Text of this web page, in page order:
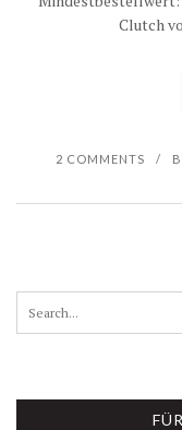
Clutch
2 COMMENTS /
h